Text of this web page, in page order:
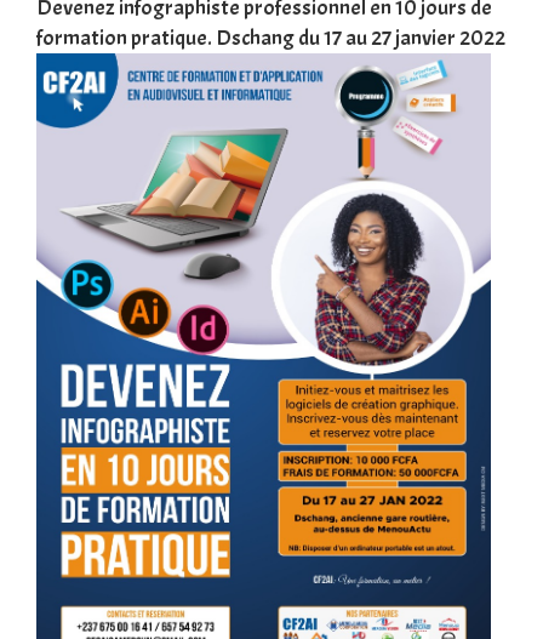
Devenez infographiste professionnel en 10 jours de
formation pratique. Dschang du 17 au 27 janvier 2022